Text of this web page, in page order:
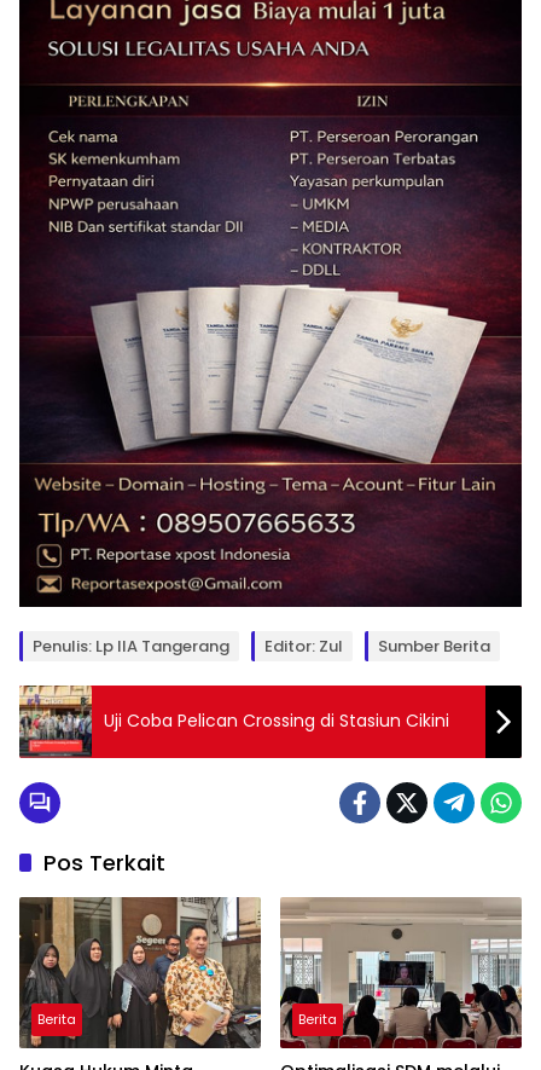
Penulis: Lp IIA Tangerang Editor: Zul Sumber Berita
Uji Coba Pelican Crossing di Stasiun Cikini
Pos Terkait
Berita Berita